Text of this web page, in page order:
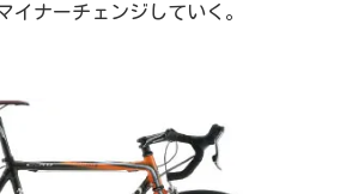
イナーチェンジしていく。